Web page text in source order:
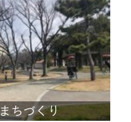
まちづくり